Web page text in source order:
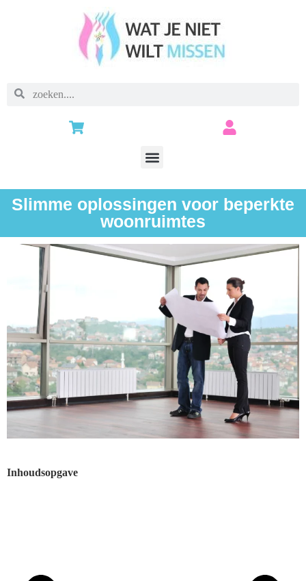
Slimme oplossingen voor beperkte
woonruimtes
Inhoudsopgave